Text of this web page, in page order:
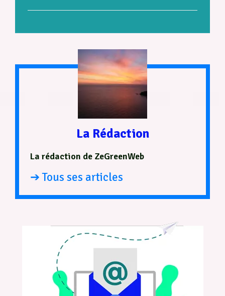
La Rédaction
La rédaction de ZeGreenWeb
➔ Tous ses articles